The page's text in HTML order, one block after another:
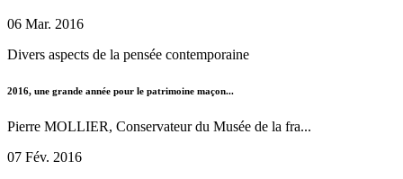
06 Mar. 2016
Divers aspects de la pensée contemporaine
2016, une grande année pour le patrimoine maçon...
Pierre MOLLIER, Conservateur du Musée de la fra...
07 Fév. 2016